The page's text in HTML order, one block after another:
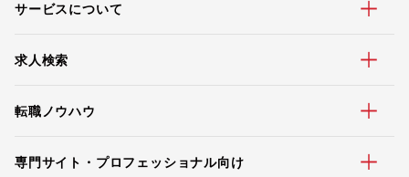
サービスについて
求人検索
転職ノウハウ
専門サイト・プロフェッショナル向け